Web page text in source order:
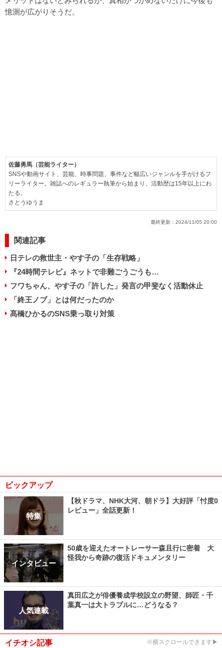
憶測が広がりそうだ。
佐藤勇馬（芸能ライター）
SNSや動画サイト、芸能、時事問題、事件など幅広いジャンルを手がけるフ
リーライター。雑誌へのレギュラー執筆から始まり、活動歴は15年以上にわ
たる。
さとうゆうま
最終更新： 2024/11/05 20:00
関連記事
日テレの救世主・やす子の「生存戦略」
『24時間テレビ』ネットで非難ごうごうも…
フワちゃん、やす子の「許した」発言の甲斐なく活動休止
「終王ノブ」とは何だったのか
髙橋ひかるのSNS乗っ取り対策
ピックアップ
特集
【秋ドラマ、NHK大河、朝ドラ】大好評「忖度0
レビュー」全話更新！
インタビュー
50歳を迎えたオートレーサー森且行に密着 大
怪我から奇跡の復活ドキュメンタリー
人気連載
真田広之が俳優養成学校設立の野望、師匠・千
葉真一は大トラブルに…どうなる？
イチオシ記事 ※横スクロールできます▶